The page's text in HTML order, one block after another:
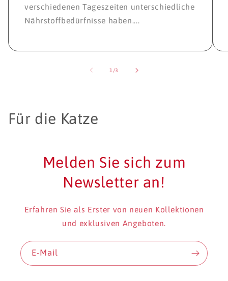
verschiedenen Tageszeiten unterschiedliche
Nährstoffbedürfnisse haben....
1 /von
3
K
Für die Katze
Melden Sie sich zum
Newsletter an!
Erfahren Sie als Erster von neuen Kollektionen
und exklusiven Angeboten.
E-Mail